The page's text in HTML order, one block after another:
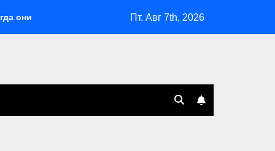
возвращаются… Или не возвращаются
Пт. Авг 7th, 2026